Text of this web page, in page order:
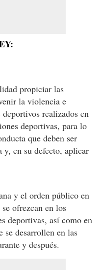
propiciar las
la violencia e
realizados en
deportivas, para lo
que deben ser
y, en su defecto, aplicar
y el orden público en
ofrezcan en los
deportivas, así como en
se desarrollen en las
y después.